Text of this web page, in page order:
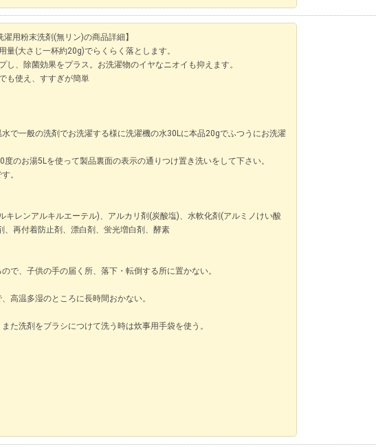
濯用粉末洗剤(無リン)の商品詳細】
量(大さじ一杯約20g)でらくらく落とします。
し、除菌効果をプラス。お洗濯物のイヤなニオイも抑えます。
も使え、すすぎが簡単
水で一般の洗剤でお洗濯する様に洗濯機の水30Lに本品20gでふつうにお洗濯
度のお湯5Lを使って製品裏面の表示の通りつけ置き洗いをして下さい。
。
キレンアルキルエーテル)、アルカリ剤(炭酸塩)、水軟化剤(アルミノけい酸
、再付着防止剤、漂白剤、蛍光増白剤、酵素
で、子供の手の届く所、落下・転倒する所に置かない。
高温多湿のところに長時間おかない。
た洗剤をブラシにつけて洗う時は炊事用手袋を使う。